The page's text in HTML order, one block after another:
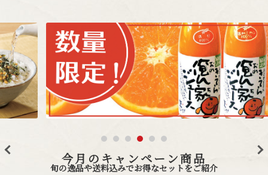
< >
今月のキャンペーン商品
旬の逸品や送料込みでお得なセットをご紹介